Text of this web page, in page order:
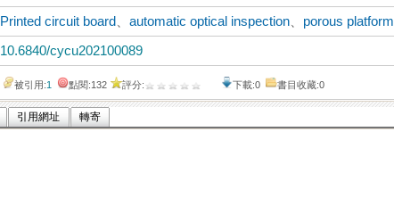
Printed circuit board 、automatic optical inspection porous platform
10.6840/cycu202100089
被引用:1 點閱:132 評分: 下載:0 書目收藏:0
引用網址 轉寄